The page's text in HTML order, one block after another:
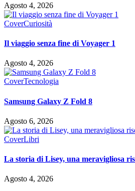
Agosto 4, 2026
CoverCuriosità
Il viaggio senza fine di Voyager 1
Agosto 4, 2026
CoverTecnologia
Samsung Galaxy Z Fold 8
Agosto 6, 2026
CoverLibri
La storia di Lisey, una meravigliosa
Agosto 4, 2026